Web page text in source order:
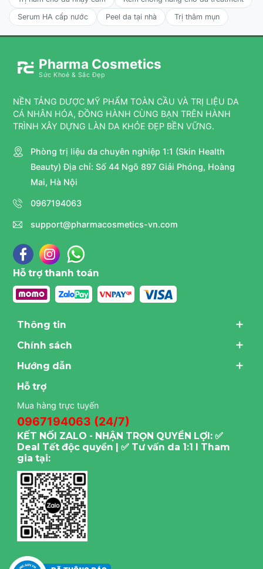
Serum HA cấp nước
Peel da tại nhà Trị thâm mụn
Pharma Cosmetics
Sức Khoẻ & Sắc Đẹp
NỀN TẢNG DƯỢC MỸ PHẨM TOÀN CẦU VÀ TRỊ LIỆU DA
CÁ NHÂN HÓA, ĐỒNG HÀNH CÙNG BẠN TRÊN HÀNH
TRÌNH XÂY DỰNG LÀN DA KHỎE ĐẸP BỀN VỮNG.
Phòng trị liệu da chuyên nghiệp 1:1 (Skin Health
Beauty) Địa chỉ: Số 44 Ngõ 897 Giải Phóng, Hoàng
Mai, Hà Nội
0967194063
support@pharmacosmetics-vn.com
Hỗ trợ thanh toán
Thông tin
Chính sách
Hướng dẫn
Hỗ trợ
Mua hàng trực tuyến
0967194063 (24/7)
KẾT NỐI ZALO - NHẬN TRỌN QUYỀN LỢI: ✅
Deal Tết độc quyền | ✅ Tư vấn da 1:1 I Tham
gia tại: